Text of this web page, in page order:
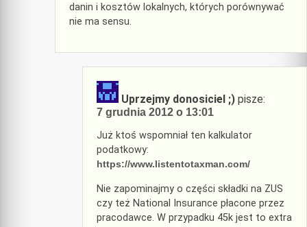
danin i kosztów lokalnych, których porównywać
nie ma sensu.
Uprzejmy donosiciel ;) pisze:
7 grudnia 2012 o 13:01
Już ktoś wspomniał ten kalkulator
podatkowy:
https://www.listentotaxman.com/
Nie zapominajmy o części składki na ZUS
czy też National Insurance płacone przez
pracodawce. W przypadku 45k jest to extra